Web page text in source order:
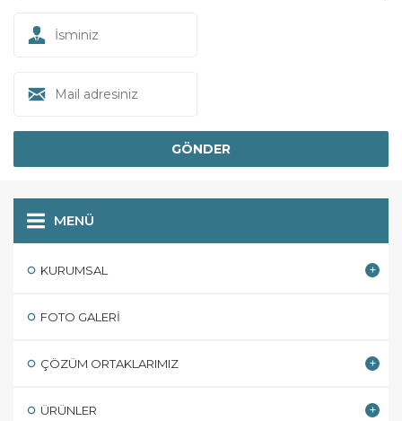
MENÜ
KURUMSAL
FOTO GALERI
ÇÖZÜM ORTAKLARIMIZ
ÜRÜNLER